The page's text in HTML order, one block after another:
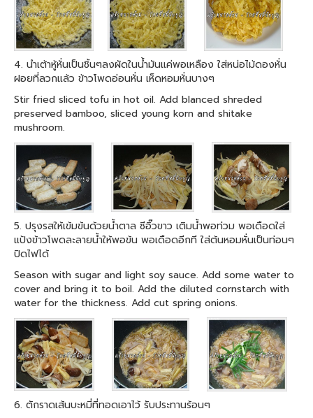
4. นำเต้าหู้หั่นเป็นชิ้นๆลงผัดในน้ำมันแค่พอเหลือง ใส่หน่อไม้ดองหั่น
ฝอยที่ลวกแล้ว ข้าวโพดอ่อนหั่น เห็ดหอมหั่นบางๆ
Stir fried sliced tofu in hot oil. Add blanced shreded
preserved bamboo, sliced young korn and shitake
mushroom.
5. ปรุงรสให้เข้มข้นด้วยน้ำตาล ซีอิ๊วขาว เติมน้ำพอท่วม พอเดือดใส่
แป้งข้าวโพดละลายน้ำให้พอข้น พอเดือดอีกที ใส่ต้นหอมหั่นเป็นท่อนๆ
ปิดไฟได้
Season with sugar and light soy sauce. Add some water to
cover and bring it to boil. Add the diluted cornstarch with
water for the thickness. Add cut spring onions.
6. ตักราดเส้นบะหมี่ที่ทอดเอาไว้ รับประทานร้อนๆ